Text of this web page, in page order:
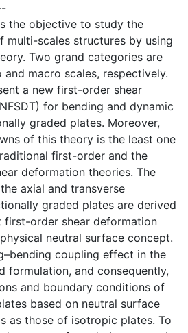
the objective to study the
multi-scales structures by using
Two grand categories are
and macro scales, respectively.
a new first-order shear
for bending and dynamic
graded plates. Moreover,
of this theory is the least one
first-order and the
deformation theories. The
axial and transverse
graded plates are derived
first-order shear deformation
neutral surface concept.
coupling effect in the
formulation, and consequently,
and boundary conditions of
based on neutral surface
as those of isotropic plates. To